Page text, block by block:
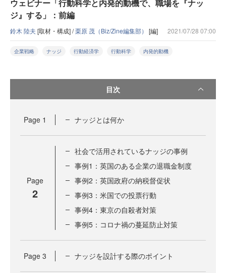
ウェビナー「行動科学と内発的動機で、職場を『ナッ
ジ』する」：前編
鈴木 陸夫 [取材・構成] /栗原 茂（Biz/Zine編集部） [編] 2021/07/28 07:00
企業戦略 ナッジ 行動経済学 行動科学 内発的動機
目次
Page 1 ナッジとは何か
Page
2
社会で活用されているナッジの事例
事例1：英国のある企業の退職金制度
事例2：英国政府の納税督促状
事例3：米国での投票行動
事例4：東京の自殺者対策
事例5：コロナ禍の蔓延防止対策
Page 3 ナッジを設計する際のポイント